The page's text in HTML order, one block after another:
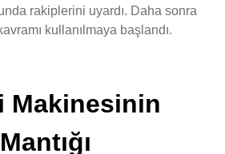
rakiplerini uyardı. Daha sonra
kullanılmaya başlandı.
Makinesinin